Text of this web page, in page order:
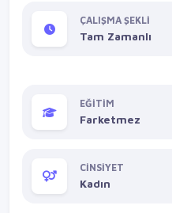
ÇALIŞMA ŞEKLİ
Tam Zamanlı
EĞİTİM
Farketmez
CİNSİYET
Kadın